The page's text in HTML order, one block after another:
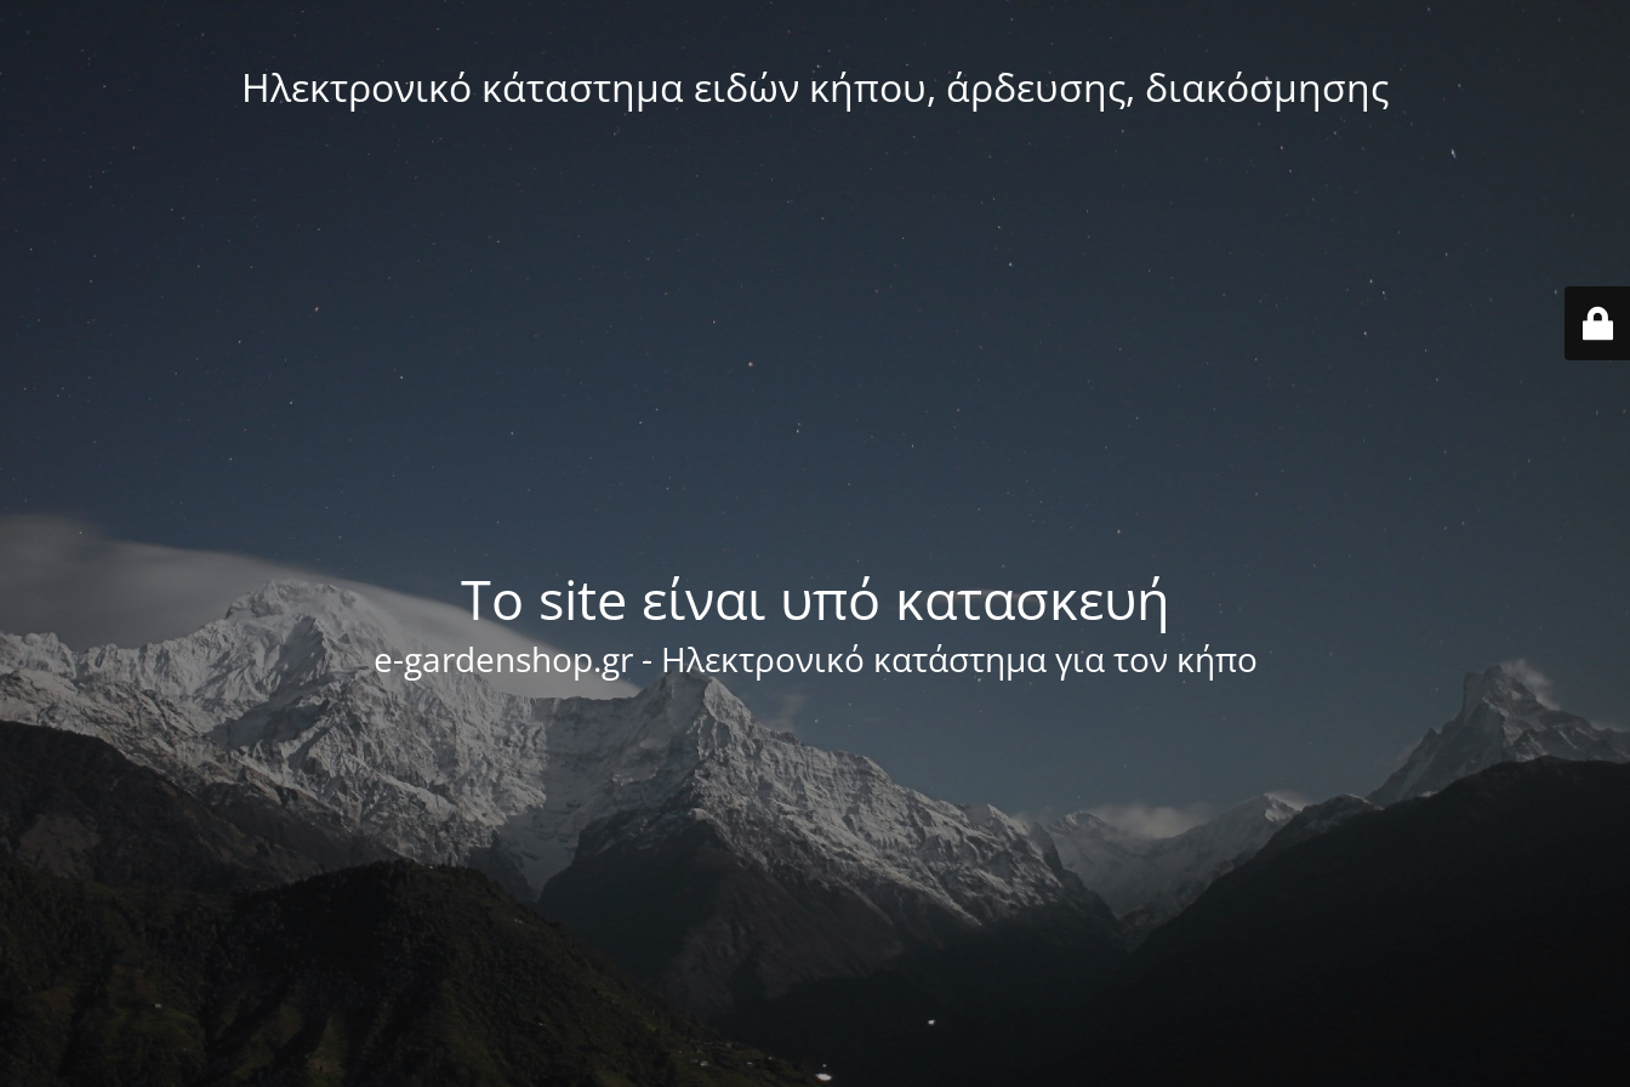
Ηλεκτρονικό κάταστημα ειδών κήπου, άρδευσης, διακόσμησης
Το site είναι υπό κατασκευή
e-gardenshop.gr - Ηλεκτρονικό κατάστημα για τον κήπο